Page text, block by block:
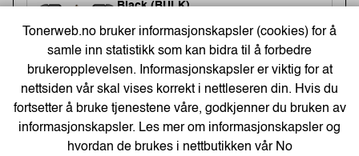
Black (BULK)
Varenummer:221353 /325-62
Sendes om:2-3 dager
20,-
16,- Eks. Mva.
Tonerweb.no bruker informasjonskapsler (cookies) for å
samle inn statistikk som kan bidra til å forbedre
brukeropplevelsen. Informasjonskapsler er viktig for at
nettsiden vår skal vises korrekt i nettleseren din. Hvis du
fortsetter å bruke tjenestene våre, godkjenner du bruken av
informasjonskapsler. Les mer om informasjonskapsler og
hvordan de brukes i nettbutikken vårNo